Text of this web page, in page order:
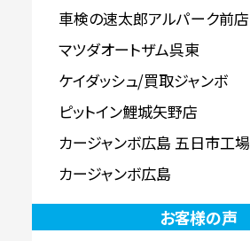
車検の速太郎アルパーク前店
マツダオートザム呉東
ケイダッシュ/買取ジャンボ
ピットイン鯉城矢野店
カージャンボ広島 五日市工場
カージャンボ広島
お客様の声